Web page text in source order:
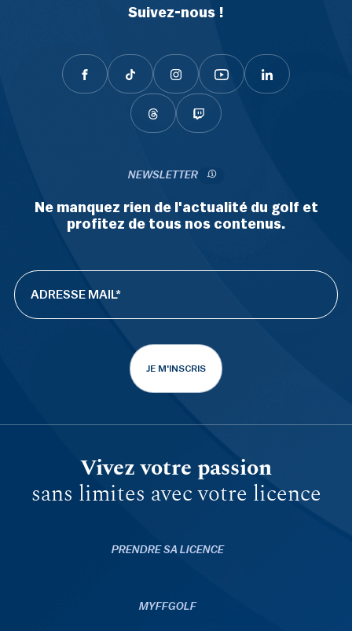
Suivez-nous !
NEWSLETTER
Ne manquez rien de l'actualité du golf et
profitez de tous nos contenus.
JE M'INSCRIS
Vivez votre passion
sans limites avec votre licence
PRENDRE SA LICENCE
MYFFGOLF